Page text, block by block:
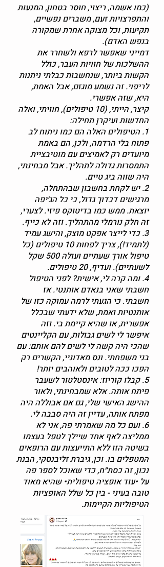
‏‎(כמו אשמה, ריצוי, חוסר בטחון, המנעות
והתפרצויות זעם, משברים נפשיים,
תקיעות, וכל מצוקה אחרת שמקורה
בנפש האדם).
דמייני שאפשר לרפא ולשחרר את
ההשלכות של חוויות העבר, כולל
הקשות ביותר, שנחשבות כבלתי ניתנות
לריפוי. זה נשמע מוגזם, אבל האמת,
היא, שזה אפשרי.
קיצר, הייתי, (10 טיפולים), חוויתי, ואלה
החדשות ועיקרן תחילה:
1. הטיפולים האלה הם כמו ניתוח לב
פתוח בלי הרדמה, ולכן, הם באמת
מיועדים רק לאמיצים עם מוטיבציית
התמסרות גדולה לתהליך. אבל מבחינתי,
היה שווה ביג טיים.
2. יש לקחת בחשבון שבהתחלה,
מרגישים דכדוך גדול, כי כל הג׳יפה
יוצאת. ממש כמו בדיטוקס פיזי. לצערי,
זה חלק נורמלי מהתהליך. וזה לא כייף.
3. כדי לייצר אפקט מוצק, והישג עמיד
(לתמיד!), צריך לפחות 10 טיפולים (כל
טיפול אורך שעתיים ועולה 500 שקל
לשעתיים). ועדיף, 20 טיפולים.
4. ומה קרה לי, אישית? לפני הטיפול
חשבתי שאני בנאדם אותנטי. אז
חשבתי. כי הגעתי לרמה עמוקה כזו של
אותנטיות ואמת, שלא ידעתי שבכלל
אפשרית, או שהיא קיימת בי. וזה
איפשר לי לשים גבולות, עם הקליינטים
שהכי היה קשה לי לשים להם אותם: עם
בני משפחתי. ונס מאדוניי, הקשרים רק
הפכו ככה לטובים ולאוהבים יותר!
5. קבלו קוריוז: אינסטלטור לשעבר
פיתח אותה. אלא שמבחינתי, ולאור
ההישג האישי שלי, גם אם אבוללה היה
מפתח אותה, עדיין זה היה סבבה לי.
6. ועם כל מה שאמרתי פה, אני לא
ממליצה לאף אחד שיילך לטפל בעצמו
בשיטה הזו ללא התייעצות עם הרופאים
המטפלים בו. וכן, גיברת זליבנסקי, הבנת
נכון, זה כסת״ח, כדי שאוכל לספר פה
על •עוד אופציה טיפולית• שהיא מאוד
טובה בעיני - בין כל שלל האופציות
הטיפוליות הקיימות.